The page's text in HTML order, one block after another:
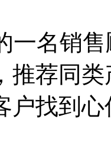
名销售
推荐同
户找到